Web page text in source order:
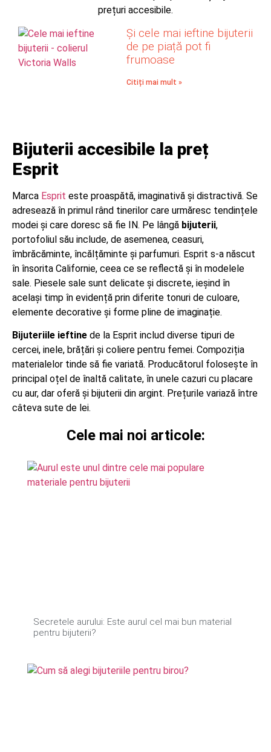
Și cele mai ieftine bijuterii
de pe piață pot fi
frumoase
Citiți mai mult »
Bijuterii accesibile la preț
Esprit
Marca Esprit este proaspătă, imaginativă și distractivă. Se
adresează în primul rând tinerilor care urmăresc tendințele
modei și care doresc să fie IN. Pe lângă bijuterii,
portofoliul său include, de asemenea, ceasuri,
îmbrăcăminte, încălțăminte și parfumuri. Esprit s-a născut
în însorita Californie, ceea ce se reflectă și în modelele
sale. Piesele sale sunt delicate și discrete, ieșind în
același timp în evidență prin diferite tonuri de culoare,
elemente decorative și forme pline de imaginație.
Bijuteriile ieftine de la Esprit includ diverse tipuri de
cercei, inele, brățări și coliere pentru femei. Compoziția
materialelor tinde să fie variată. Producătorul folosește în
principal oțel de înaltă calitate, în unele cazuri cu placare
cu aur, dar oferă și bijuterii din argint. Prețurile variază între
câteva sute de lei.
Cele mai noi articole:
Secretele aurului: Este aurul cel mai bun material
pentru bijuterii?